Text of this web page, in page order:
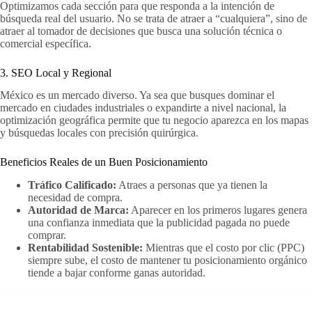
Optimizamos cada sección para que responda a la intención de
búsqueda real del usuario. No se trata de atraer a “cualquiera”, sino de
atraer al tomador de decisiones que busca una solución técnica o
comercial específica.
3. SEO Local y Regional
México es un mercado diverso. Ya sea que busques dominar el
mercado en ciudades industriales o expandirte a nivel nacional, la
optimización geográfica permite que tu negocio aparezca en los mapas
y búsquedas locales con precisión quirúrgica.
Beneficios Reales de un Buen Posicionamiento
Tráfico Calificado: Atraes a personas que ya tienen la
necesidad de compra.
Autoridad de Marca: Aparecer en los primeros lugares genera
una confianza inmediata que la publicidad pagada no puede
comprar.
Rentabilidad Sostenible: Mientras que el costo por clic (PPC)
siempre sube, el costo de mantener tu posicionamiento orgánico
tiende a bajar conforme ganas autoridad.